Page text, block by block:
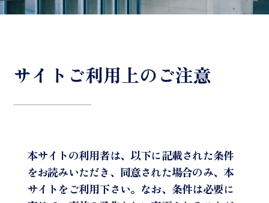
サイトご利用上のご注意
本サイトの利用者は、以下に記載された条件
をお読みいただき、同意された場合のみ、本
サイトをご利用下さい。なお、条件は必要に